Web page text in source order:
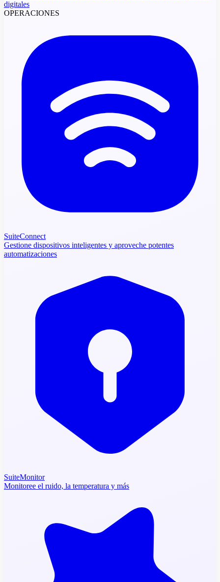
digitales
OPERACIONES
SuiteConnect
Gestione dispositivos inteligentes y aproveche potentes
automatizaciones
SuiteMonitor
Monitoree el ruido, la temperatura y más